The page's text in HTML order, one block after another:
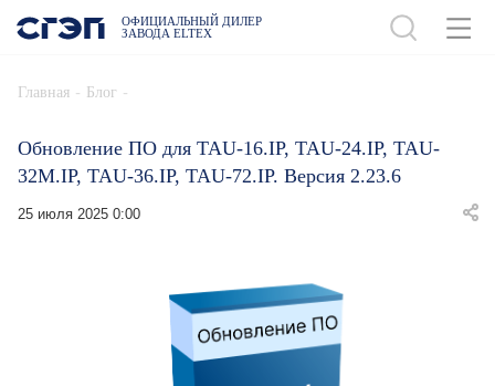
ОФИЦИАЛЬНЫЙ ДИЛЕР
ЗАВОДА ELTEX
Главная - Блог -
Обновление ПО для TAU-16.IP, TAU-24.IP, TAU-
32M.IP, TAU-36.IP, TAU-72.IP. Версия 2.23.6
25 июля 2025 0:00